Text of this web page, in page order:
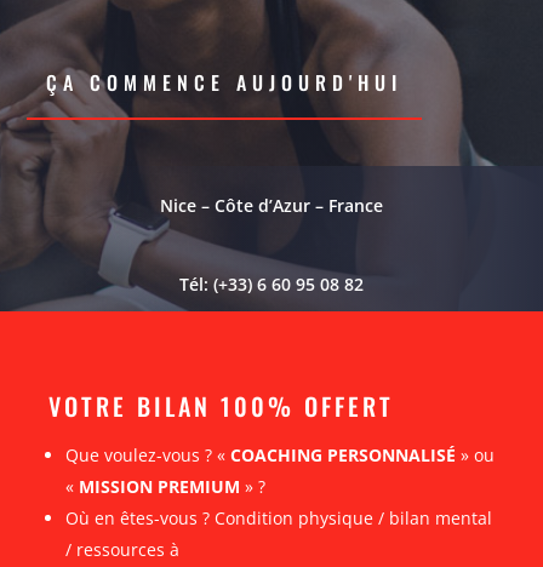
ÇA COMMENCE AUJOURD'HUI
Nice – Côte d’Azur – France
Tél: (+33) 6 60 95 08 82
VOTRE BILAN 100% OFFERT
Que voulez-vous ? « COACHING PERSONNALISÉ » ou
« MISSION PREMIUM » ?
Où en êtes-vous ? Condition physique / bilan mental
/ ressources à